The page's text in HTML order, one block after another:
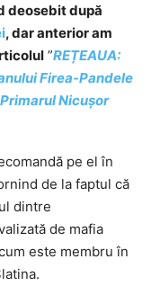
deosebit după
, dar anterior am
”REȚEAUA:
Firea-Pandele
Nicușor
pe el în
de la faptul că
dintre
de mafia
este membru în